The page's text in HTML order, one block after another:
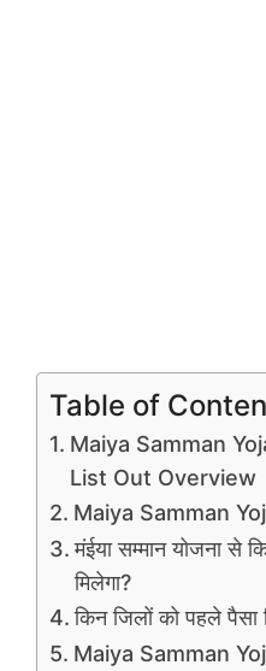
Table of
Maiya Samman
List Out Overview
Maiya Samman
मंईया सम्मान योजना से
मिलेगा?
किन जिलों को पहले
Maiya Samman